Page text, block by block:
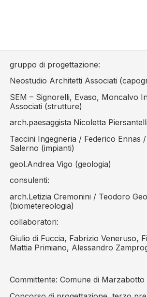
gruppo di progettazione:
Neostudio Architetti Associati
SEM – Signorelli, Evaso, Moncalvo
Associati (strutture)
arch.paesaggista Nicoletta
Taccini Ingegneria / Federico Ennas
Salerno (impianti)
geol.Andrea Vigo (geologia)
consulenti:
arch.Letizia Cremonini / Teodoro
(biometereologia)
collaboratori:
Giulio di Fuccia, Fabrizio Veneruso,
Mattia Primiano, Alessandro
Committente: Comune di Marzabotto